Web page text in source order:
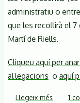
administratiu o
que les recollirà el 7
Martí de Riells.
Cliqueu aquí per
al·legacions o aquí
Llegeix més sobre1